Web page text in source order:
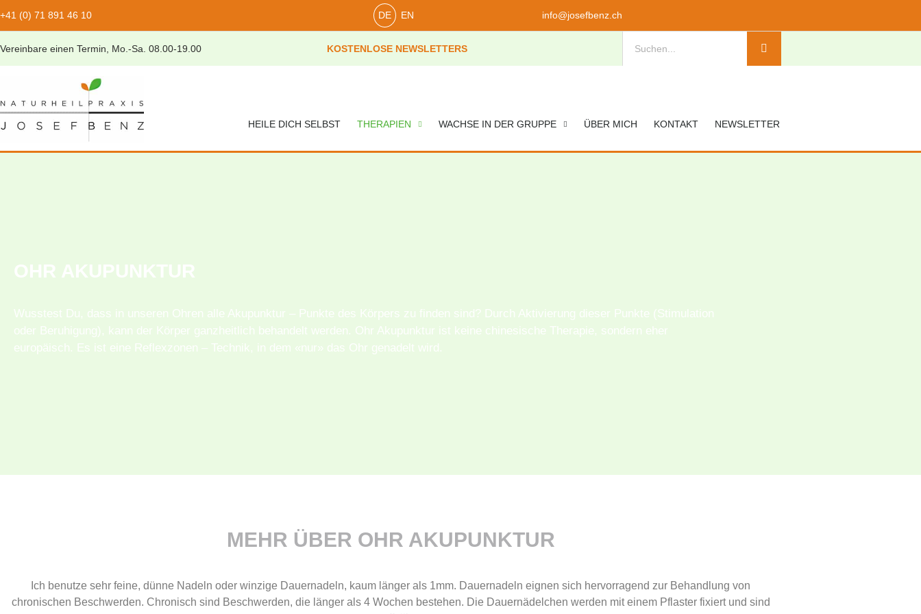
+41 (0) 71 891 46 10 DE EN info@josefbenz.ch
Vereinbare einen Termin, Mo.-Sa. 08.00-19.00 KOSTENLOSE NEWSLETTERS
HEILE DICH SELBST THERAPIEN WACHSE IN DER GRUPPE ÜBER MICH KONTAKT NEWSLETTER
OHR AKUPUNKTUR
Wusstest Du, dass in unseren Ohren alle Akupunktur – Punkte des Körpers zu finden sind? Durch Aktivierung dieser Punkte (Stimulation
oder Beruhigung), kann der Körper ganzheitlich behandelt werden. Ohr Akupunktur ist keine chinesische Therapie, sondern eher
europäisch. Es ist eine Reflexzonen – Technik, in dem «nur» das Ohr genadelt wird.
MEHR ÜBER OHR AKUPUNKTUR
Ich benutze sehr feine, dünne Nadeln oder winzige Dauernadeln, kaum länger als 1mm. Dauernadeln eignen sich hervorragend zur Behandlung von
chronischen Beschwerden. Chronisch sind Beschwerden, die länger als 4 Wochen bestehen. Die Dauernädelchen werden mit einem Pflaster fixiert und sind